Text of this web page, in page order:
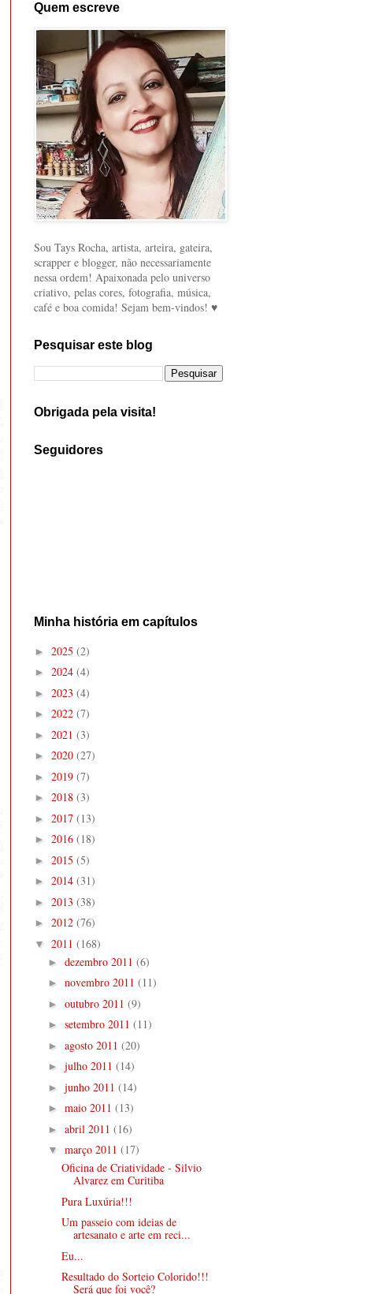
Quem escreve
Sou Tays Rocha, artista, arteira, gateira,
scrapper e blogger, não necessariamente
nessa ordem! Apaixonada pelo universo
criativo, pelas cores, fotografia, música,
café e boa comida! Sejam bem-vindos! ♥
Pesquisar este blog
Obrigada pela visita!
Seguidores
Minha história em capítulos
► 2025 (2)
► 2024 (4)
► 2023 (4)
► 2022 (7)
► 2021 (3)
► 2020 (27)
► 2019 (7)
► 2018 (3)
► 2017 (13)
► 2016 (18)
► 2015 (5)
► 2014 (31)
► 2013 (38)
► 2012 (76)
▼ 2011 (168)
► dezembro 2011 (6)
► novembro 2011 (11)
► outubro 2011 (9)
► setembro 2011 (11)
► agosto 2011 (20)
► julho 2011 (14)
► junho 2011 (14)
► maio 2011 (13)
► abril 2011 (16)
▼ março 2011 (17)
Oficina de Criatividade - Silvio
Alvarez em Curitiba
Pura Luxúria!!!
Um passeio com ideias de
artesanato e arte em reci...
Eu...
Resultado do Sorteio Colorido!!!
Será que foi você?